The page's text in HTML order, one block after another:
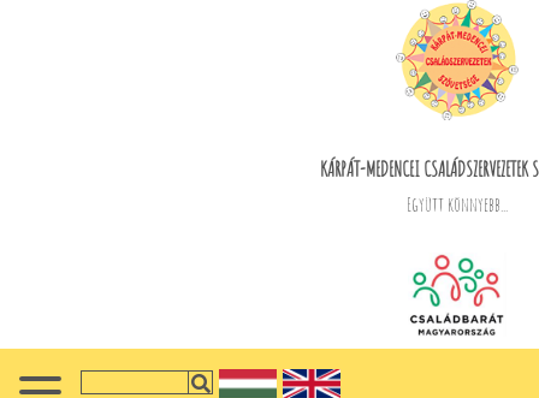
KÁRPÁT-MEDENCEI CSALÁDSZERVEZETEK
Együtt könnyebb...